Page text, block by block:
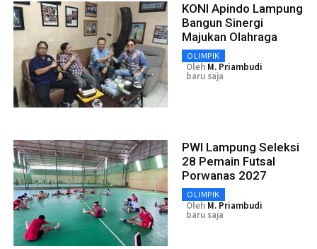
KONI Apindo Lampung
Bangun Sinergi
Majukan Olahraga
OLIMPIK
Oleh M. Priambudi
baru saja
PWI Lampung Seleksi
28 Pemain Futsal
Porwanas 2027
OLIMPIK
Oleh M. Priambudi
baru saja